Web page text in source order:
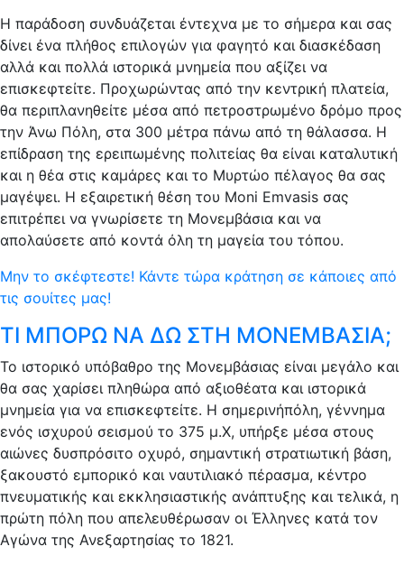
Η παράδοση συνδυάζεται έντεχνα με το σήμερα και σας
δίνει ένα πλήθος επιλογών για φαγητό και διασκέδαση
αλλά και πολλά ιστορικά μνημεία που αξίζει να
επισκεφτείτε. Προχωρώντας από την κεντρική πλατεία,
θα περιπλανηθείτε μέσα από πετροστρωμένο δρόμο προς
την Άνω Πόλη, στα 300 μέτρα πάνω από τη θάλασσα. Η
επίδραση της ερειπωμένης πολιτείας θα είναι καταλυτική
και η θέα στις καμάρες και το Μυρτώο πέλαγος θα σας
μαγέψει. Η εξαιρετική θέση του Moni Emvasis σας
επιτρέπει να γνωρίσετε τη Μονεμβάσια και να
απολαύσετε από κοντά όλη τη μαγεία του τόπου.
Μην το σκέφτεστε! Κάντε τώρα κράτηση σε κάποιες από
τις σουίτες μας!
ΤΙ ΜΠΟΡΩ ΝΑ ΔΩ ΣΤΗ ΜΟΝΕΜΒΑΣΙΑ;
Το ιστορικό υπόβαθρο της Μονεμβάσιας είναι μεγάλο και
θα σας χαρίσει πληθώρα από αξιοθέατα και ιστορικά
μνημεία για να επισκεφτείτε. Η σημερινήπόλη, γέννημα
ενός ισχυρού σεισμού το 375 μ.Χ, υπήρξε μέσα στους
αιώνες δυσπρόσιτο οχυρό, σημαντική στρατιωτική βάση,
ξακουστό εμπορικό και ναυτιλιακό πέρασμα, κέντρο
πνευματικής και εκκλησιαστικής ανάπτυξης και τελικά, η
πρώτη πόλη που απελευθέρωσαν οι Έλληνες κατά τον
Αγώνα της Ανεξαρτησίας το 1821.